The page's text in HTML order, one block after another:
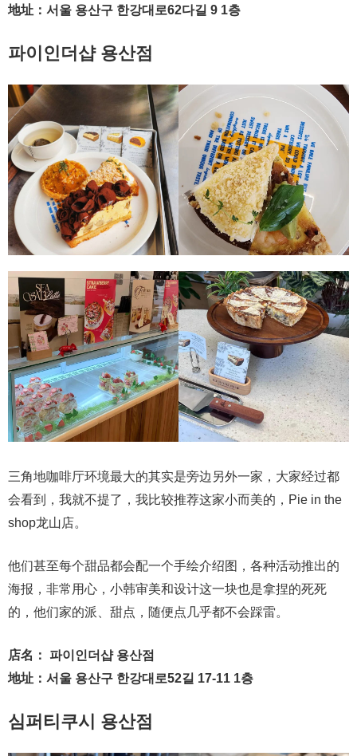
地址：서울 용산구 한강대로62다길 9 1층
파이인더샵 용산점
三角地咖啡厅环境最大的其实是旁边另外一家，大家经过都
会看到，我就不提了，我比较推荐这家小而美的，Pie in the
shop龙山店。
他们甚至每个甜品都会配一个手绘介绍图，各种活动推出的
海报，非常用心，小韩审美和设计这一块也是拿捏的死死
的，他们家的派、甜点，随便点几乎都不会踩雷。
店名： 파이인더샵 용산점
地址：서울 용산구 한강대로52길 17-11 1층
심퍼티쿠시 용산점